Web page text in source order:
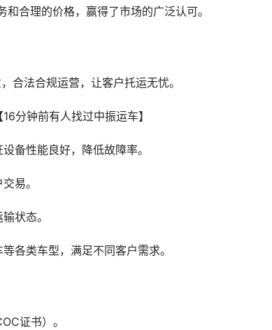
合理的价格，赢得了市场的广泛认可。
合法合规运营，让客户托运无忧。
备性能良好，降低故障率。
易。
状态。
各类车型，满足不同客户需求。
证书）。